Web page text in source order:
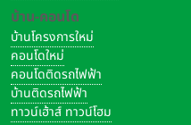
บ้าน-คอนโด
บ้านโครงการใหม่
คอนโดใหม่
คอนโดติดรถไฟฟ้า
บ้านติดรถไฟฟ้า
ทาวน์เฮ้าส์ ทาวน์โฮม